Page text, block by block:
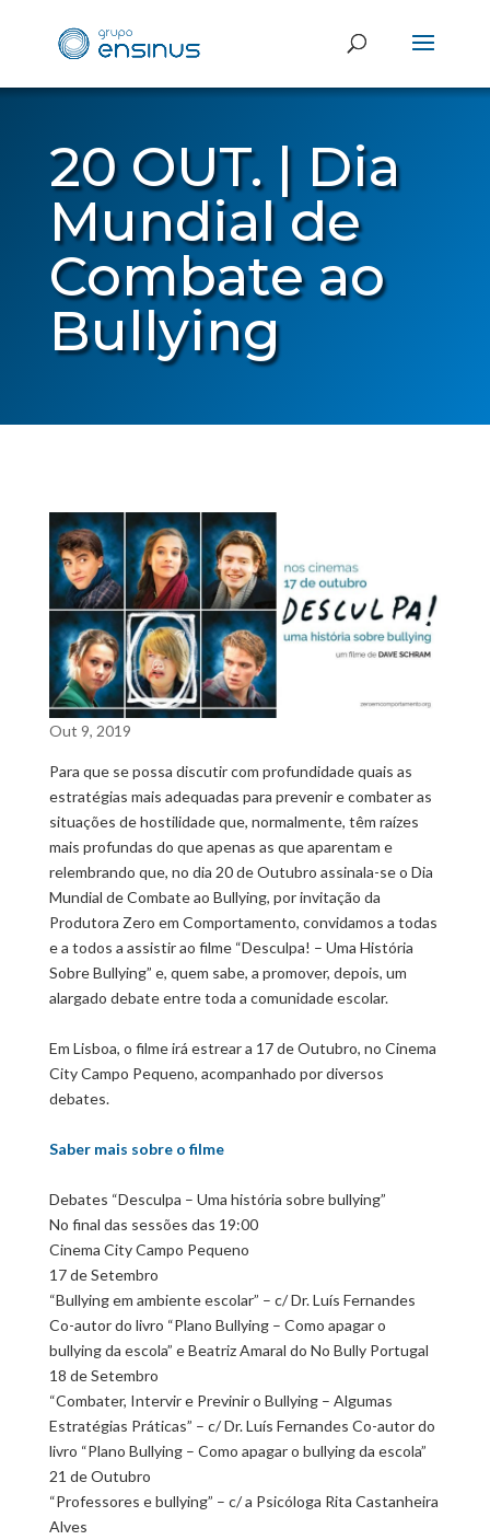
20 OUT. | Dia
Mundial de
Combate ao
Bullying
Out 9, 2019
Para que se possa discutir com profundidade quais as
estratégias mais adequadas para prevenir e combater as
situações de hostilidade que, normalmente, têm raízes
mais profundas do que apenas as que aparentam e
relembrando que, no dia 20 de Outubro assinala-se o Dia
Mundial de Combate ao Bullying, por invitação da
Produtora Zero em Comportamento, convidamos a todas
e a todos a assistir ao filme “Desculpa! – Uma História
Sobre Bullying” e, quem sabe, a promover, depois, um
alargado debate entre toda a comunidade escolar.
Em Lisboa, o filme irá estrear a 17 de Outubro, no Cinema
City Campo Pequeno, acompanhado por diversos
debates.
Saber mais sobre o filme
Debates “Desculpa – Uma história sobre bullying”
No final das sessões das 19:00
Cinema City Campo Pequeno
17 de Setembro
“Bullying em ambiente escolar” – c/ Dr. Luís Fernandes
Co-autor do livro “Plano Bullying – Como apagar o
bullying da escola” e Beatriz Amaral do No Bully Portugal
18 de Setembro
“Combater, Intervir e Previnir o Bullying – Algumas
Estratégias Práticas” – c/ Dr. Luís Fernandes Co-autor do
livro “Plano Bullying – Como apagar o bullying da escola”
21 de Outubro
“Professores e bullying” – c/ a Psicóloga Rita Castanheira
Alves